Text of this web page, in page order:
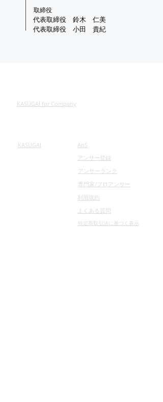
取締役
代表取締役 鈴木 仁美
​代表取締役 小田 貴紀
KASUGAI for Company
KASUGAI
AnS
​アンサー登録
アンサーランク
専門家/プロアンサー
利用規約
よくある質問
特定商取引法に基づく表示